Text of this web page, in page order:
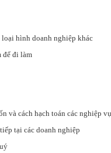
loại hình doanh nghiệp khác
để đi làm
và cách hạch toán các nghiệp
tại các doanh nghiệp